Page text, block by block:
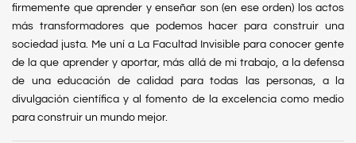
firmemente que aprender y enseñar son (en ese orden) los actos
más transformadores que podemos hacer para construir una
sociedad justa. Me uní a La Facultad Invisible para conocer gente
de la que aprender y aportar, más allá de mi trabajo, a la defensa
de una educación de calidad para todas las personas, a la
divulgación científica y al fomento de la excelencia como medio
para construir un mundo mejor.